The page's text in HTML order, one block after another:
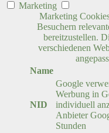
Marketing
Marketing
Besuchern
bereitzustellen.
verschiedenen
Name
NID
Google
Werbung in
individuell
Anbieter
Stunden